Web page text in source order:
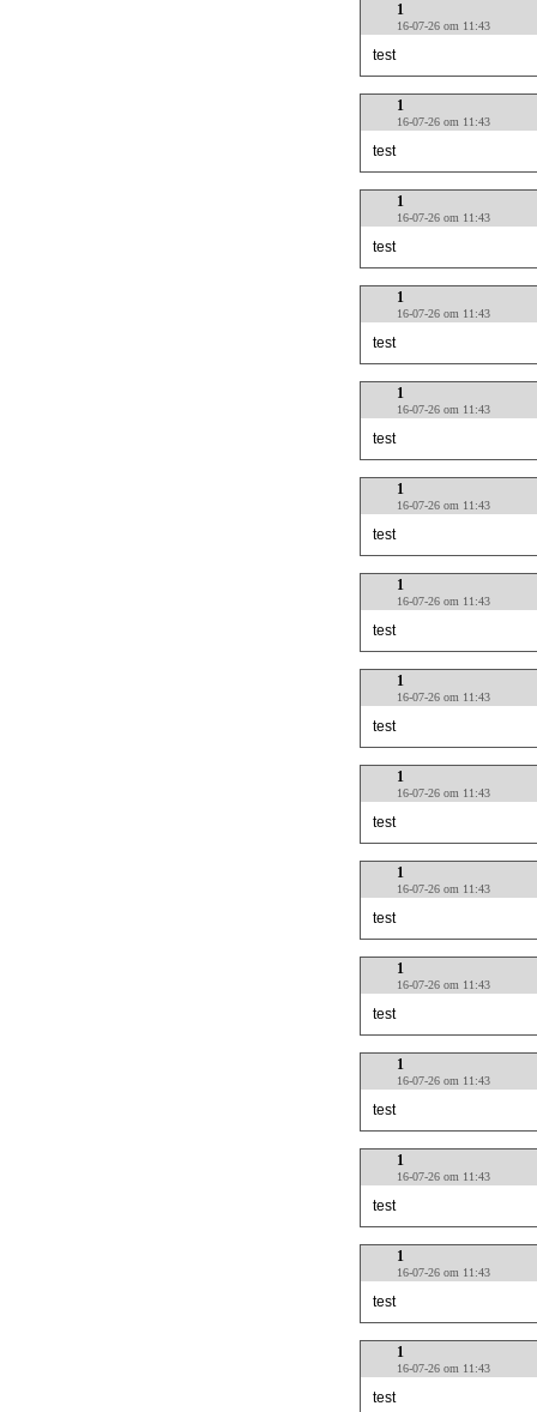
1
16-07-26 om 11:43
test
1
16-07-26 om 11:43
test
1
16-07-26 om 11:43
test
1
16-07-26 om 11:43
test
1
16-07-26 om 11:43
test
1
16-07-26 om 11:43
test
1
16-07-26 om 11:43
test
1
16-07-26 om 11:43
test
1
16-07-26 om 11:43
test
1
16-07-26 om 11:43
test
1
16-07-26 om 11:43
test
1
16-07-26 om 11:43
test
1
16-07-26 om 11:43
test
1
16-07-26 om 11:43
test
1
16-07-26 om 11:43
test